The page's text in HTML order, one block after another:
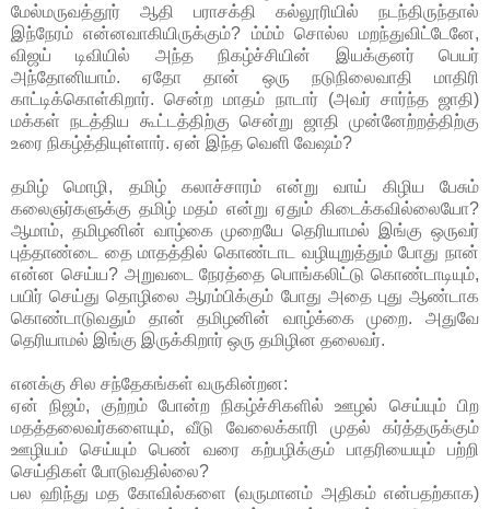
மேல்மருவத்தூர் ஆதி பராசக்தி கல்லூரியில் நடந்திருந்தால்
இந்நேரம் என்னவாகியிருக்கும்? ம்ம்ம் சொல்ல மறந்துவிட்டேனே,
விஜய் டிவியில் அந்த நிகழ்ச்சியின் இயக்குனர் பெயர்
அந்தோனியாம். ஏதோ தான் ஒரு நடுநிலைவாதி மாதிரி
காட்டிக்கொள்கிறார். சென்ற மாதம் நாடார் (அவர் சார்ந்த ஜாதி)
மக்கள் நடத்திய கூட்டத்திற்கு சென்று ஜாதி முன்னேற்றத்திற்கு
உரை நிகழ்த்தியுள்ளார். ஏன் இந்த வெளி வேஷம்?
தமிழ் மொழி, தமிழ் கலாச்சாரம் என்று வாய் கிழிய பேசும்
கலைஞர்களுக்கு தமிழ் மதம் என்று ஏதும் கிடைக்கவில்லையோ?
ஆமாம், தமிழனின் வாழ்கை முறையே தெரியாமல் இங்கு ஒருவர்
புத்தாண்டை தை மாதத்தில் கொண்டாட வழியுறுத்தும் போது நான்
என்ன செய்ய? அறுவடை நேரத்தை பொங்கலிட்டு கொண்டாடியும்,
பயிர் செய்து தொழிலை ஆரம்பிக்கும் போது அதை புது ஆண்டாக
கொண்டாடுவதும் தான் தமிழனின் வாழ்க்கை முறை. அதுவே
தெரியாமல் இங்கு இருக்கிறார் ஒரு தமிழின தலைவர்.
எனக்கு சில சந்தேகங்கள் வருகின்றன:
ஏன் நிஜம், குற்றம் போன்ற நிகழ்ச்சிகளில் ஊழல் செய்யும் பிற
மதத்தலைவர்களையும், வீடு வேலைக்காரி முதல் கர்த்தருக்கும்
ஊழியம் செய்யும் பெண் வரை கற்பழிக்கும் பாதரியையும் பற்றி
செய்திகள் போடுவதில்லை?
பல ஹிந்து மத கோவில்களை (வருமானம் அதிகம் என்பதற்காக)